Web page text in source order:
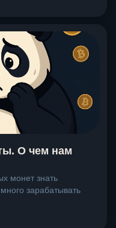
О чем нам
монет знать
зарабатывать